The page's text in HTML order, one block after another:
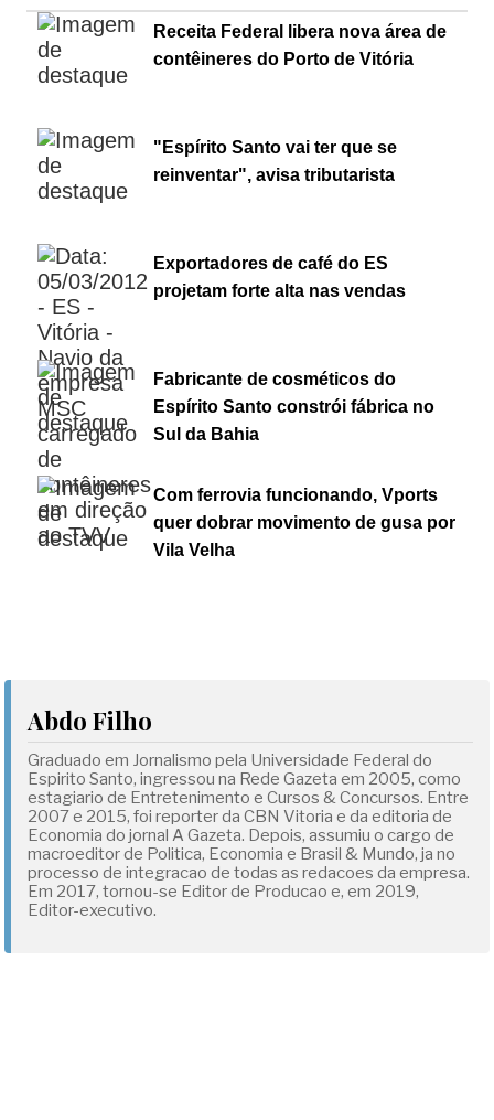
Receita Federal libera nova área de
contêineres do Porto de Vitória
"Espírito Santo vai ter que se
reinventar", avisa tributarista
Exportadores de café do ES
projetam forte alta nas vendas
Fabricante de cosméticos do
Espírito Santo constrói fábrica no
Sul da Bahia
Com ferrovia funcionando, Vports
quer dobrar movimento de gusa por
Vila Velha
Abdo Filho
Graduado em Jornalismo pela Universidade Federal do
Espirito Santo, ingressou na Rede Gazeta em 2005, como
estagiario de Entretenimento e Cursos & Concursos. Entre
2007 e 2015, foi reporter da CBN Vitoria e da editoria de
Economia do jornal A Gazeta. Depois, assumiu o cargo de
macroeditor de Politica, Economia e Brasil & Mundo, ja no
processo de integracao de todas as redacoes da empresa.
Em 2017, tornou-se Editor de Producao e, em 2019,
Editor-executivo.